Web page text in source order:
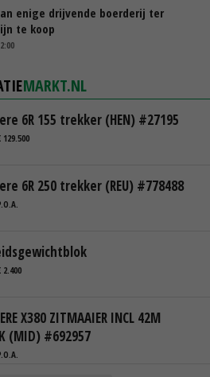
enige drijvende boerderij ter
te koop
MARKT.NL
6R 155 trekker (HEN) #27195
129.500
6R 250 trekker (REU) #778488
2.400
X380 ZITMAAIER INCL 42M
(MID) #692957